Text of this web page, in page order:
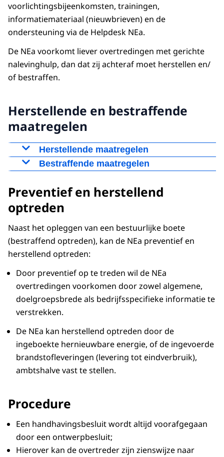
voorlichtingsbijeenkomsten, trainingen,
informatiemateriaal (nieuwbrieven) en de
ondersteuning via de Helpdesk NEa.
De NEa voorkomt liever overtredingen met gerichte
nalevinghulp, dan dat zij achteraf moet herstellen en/
of bestraffen.
Herstellende en bestraffende
maatregelen
Herstellende maatregelen
Omwille van herstellend optreden betreffen dit:
De ambtshalve vaststelling van de
brandstofleveringen (levering tot
hernieuwbare energie vervoer;
Het blokkeren van de rekening of van een
rekeningfaciliteit in het REV.
Bestraffende maatregelen
De bestuurlijke waarschuwing;
De bestuurlijke boete.
Preventief en herstellend
optreden
Naast het opleggen van een bestuurlijke boete
(bestraffend optreden), kan de NEa preventief en
herstellend optreden:
Door preventief op te treden wil de NEa
overtredingen voorkomen door zowel algemene,
doelgroepsbrede als bedrijfsspecifieke informatie te
verstrekken.
De NEa kan herstellend optreden door de
ingeboekte hernieuwbare energie, of de ingevoerde
brandstofleveringen (levering tot eindverbruik),
ambtshalve vast te stellen.
Procedure
Een handhavingsbesluit wordt altijd voorafgegaan
door een ontwerpbesluit;
Hierover kan de overtreder zijn zienswijze naar